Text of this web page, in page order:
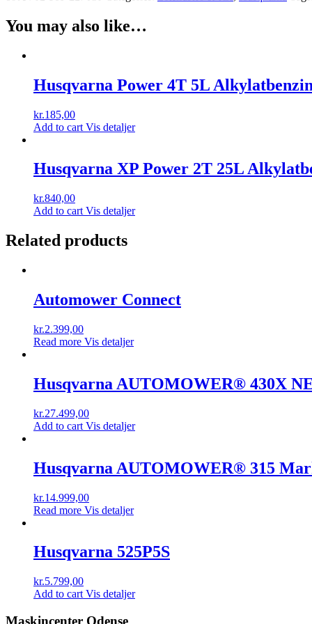
2T
Alkylatbenzin
You may also like…
Husqvarna Power 4T 5L Alkylatbenzin
kr.185,00
Add to cart Vis detaljer
Husqvarna XP Power 2T 25L
kr.840,00
Add to cart Vis detaljer
Related products
Automower Connect
kr.2.399,00
Read more Vis detaljer
Husqvarna AUTOMOWER® 430X
kr.27.499,00
Add to cart Vis detaljer
Husqvarna AUTOMOWER® 315
kr.14.999,00
Read more Vis detaljer
Husqvarna 525P5S
kr.5.799,00
Add to cart Vis detaljer
Maskincenter Odense